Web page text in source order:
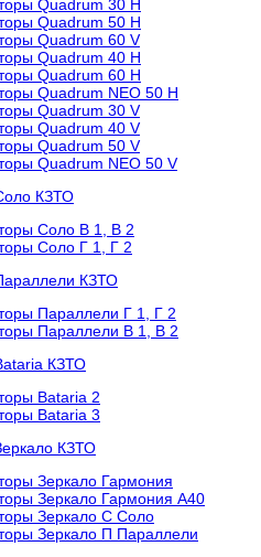
Quadrum 30 H
Quadrum 50 H
Quadrum 60 V
Quadrum 40 H
Quadrum 60 H
Quadrum NEO 50 H
Quadrum 30 V
Quadrum 40 V
Quadrum 50 V
Quadrum NEO 50 V
КЗТО
Соло В 1, В 2
Соло Г 1, Г 2
КЗТО
Параллели Г 1, Г 2
Параллели В 1, В 2
КЗТО
Bataria 2
Bataria 3
КЗТО
Зеркало Гармония
Зеркало Гармония А40
Зеркало С Соло
Зеркало П Параллели